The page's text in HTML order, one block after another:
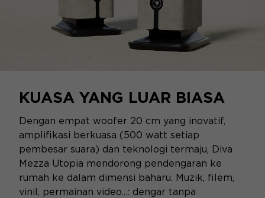
KUASA YANG LUAR BIASA
Dengan empat woofer 20 cm yang inovatif,
amplifikasi berkuasa (500 watt setiap
pembesar suara) dan teknologi termaju, Diva
Mezza Utopia mendorong pendengaran ke
rumah ke dalam dimensi baharu. Muzik, filem,
vinil, permainan video...: dengar tanpa